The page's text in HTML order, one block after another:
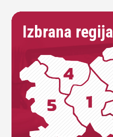
Izbrana regija